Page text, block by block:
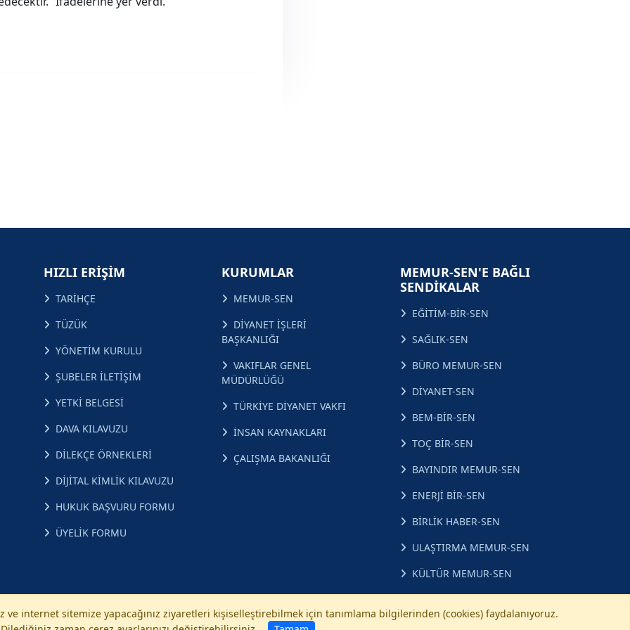
HIZLI ERİŞİM
TARİHÇE
TÜZÜK
YÖNETİM KURULU
ŞUBELER İLETİŞİM
YETKİ BELGESİ
DAVA KILAVUZU
DİLEKÇE ÖRNEKLERİ
DİJİTAL KİMLİK KILAVUZU
HUKUK BAŞVURU FORMU
ÜYELİK FORMU
KURUMLAR
MEMUR-SEN
DİYANET İŞLERİ
BAŞKANLIĞI
VAKIFLAR GENEL
MÜDÜRLÜĞÜ
TÜRKİYE DİYANET VAKFI
İNSAN KAYNAKLARI
ÇALIŞMA BAKANLIĞI
MEMUR-SEN'E BAĞLI
SENDİKALAR
EĞİTİM-BİR-SEN
SAĞLIK-SEN
BÜRO MEMUR-SEN
DİYANET-SEN
BEM-BİR-SEN
TOÇ BİR-SEN
BAYINDIR MEMUR-SEN
ENERJİ BİR-SEN
BİRLİK HABER-SEN
ULAŞTIRMA MEMUR-SEN
KÜLTÜR MEMUR-SEN
internet sitemize yapacağınız ziyaretleri kişiselleştirebilmek için tanımlama bilgilerinden (cookies) faydalanıyoruz.